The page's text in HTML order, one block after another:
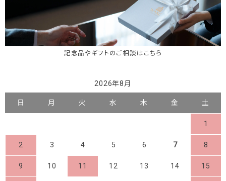
記念品やギフトのご相談はこちら
2026年8月
日 月 火 水 木 金 土
1
2 3 4 5 6 7 8
9 10 11 12 13 14 15